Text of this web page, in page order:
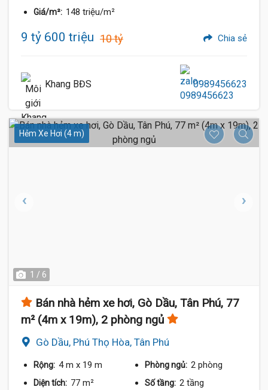
Giá/m²: 148 triệu/m²
9 tỷ 600 triệu 10 tỷ Chia sẻ
Khang BĐS 0989456623
Hẻm Xe Hơi (4 m)
1 / 6
Bán nhà hẻm xe hơi, Gò Dầu, Tân Phú, 77
m² (4m x 19m), 2 phòng ngủ
Gò Dầu, Phú Thọ Hòa, Tân Phú
Rộng: 4 m x 19 m Phòng ngủ: 2 phòng
Diện tích: 77 m² Số tầng: 2 tầng